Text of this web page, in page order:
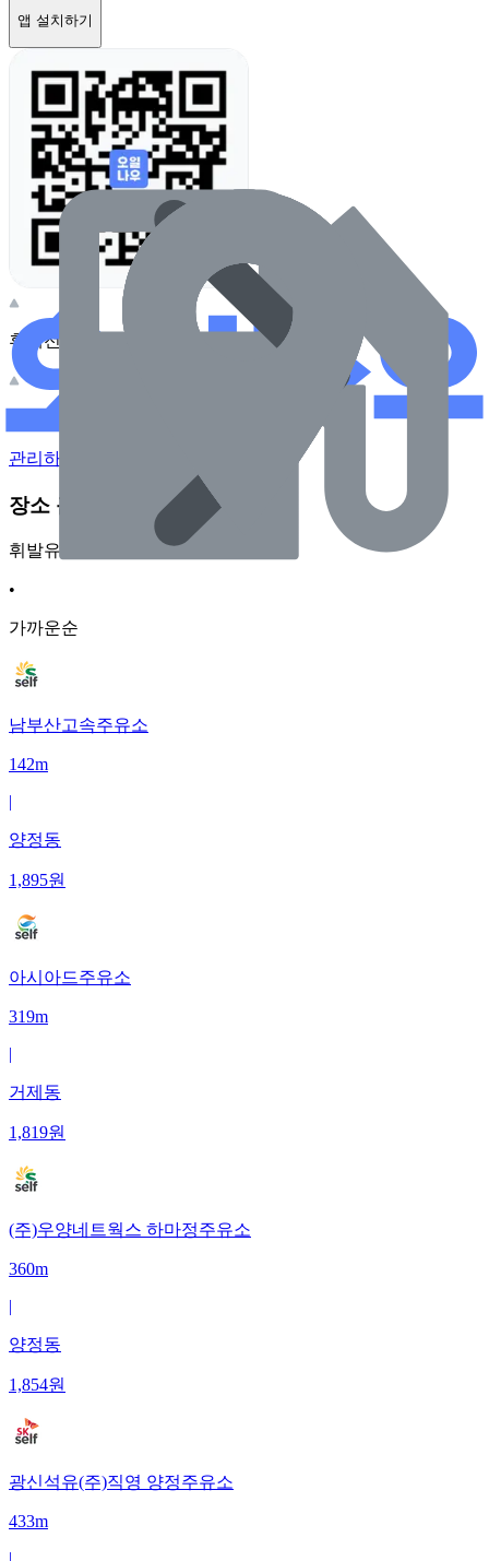
앱 설치하기
휴대전화 카메라로 찍어보세요
관리하기
장소 근처 주유소
휘발유
•
가까운순
남부산고속주유소
142m
|
양정동
1,895원
아시아드주유소
319m
|
거제동
1,819원
(주)우양네트웍스 하마정주유소
360m
|
양정동
1,854원
광신석유(주)직영 양정주유소
433m